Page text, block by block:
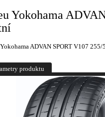
Yokohama
ADVAN SPORT V107
produktu